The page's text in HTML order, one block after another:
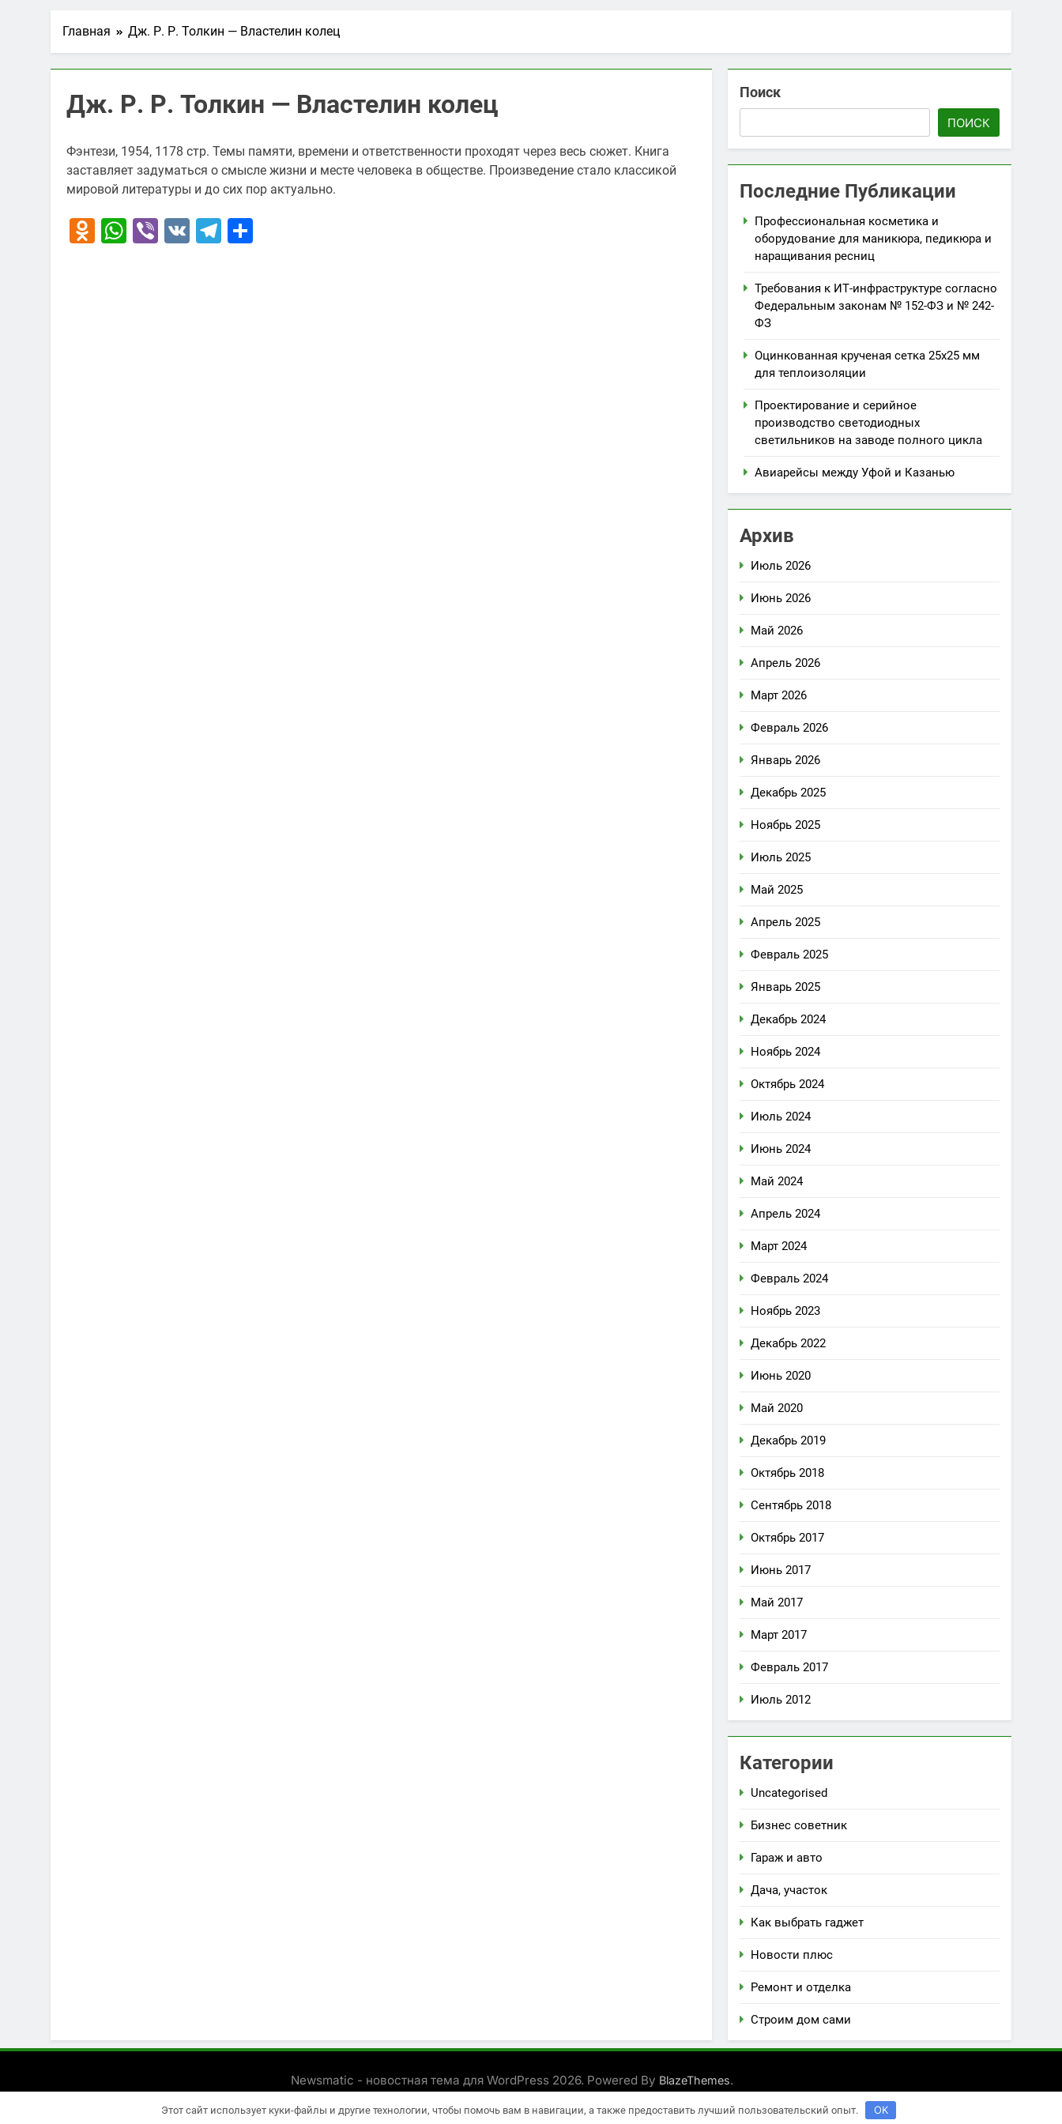
Главная Дж. Р. Р. Толкин — Властелин колец
Дж. Р. Р. Толкин — Властелин колец
Фэнтези, 1954, 1178 стр. Темы памяти, времени и ответственности проходят через весь сюжет. Книга
заставляет задуматься о смысле жизни и месте человека в обществе. Произведение стало классикой
мировой литературы и до сих пор актуально.
Odnoklassniki
WhatsApp
Viber
VK Telegram
Поиск
ПОИСК
Последние Публикации
Профессиональная косметика и
оборудование для маникюра, педикюра и
наращивания ресниц
Требования к ИТ-инфраструктуре согласно
Федеральным законам № 152-ФЗ и № 242-
ФЗ
Оцинкованная крученая сетка 25х25 мм
для теплоизоляции
Проектирование и серийное
производство светодиодных
светильников на заводе полного цикла
Авиарейсы между Уфой и Казанью
Архив
Июль 2026
Июнь 2026
Май 2026
Апрель 2026
Март 2026
Февраль 2026
Январь 2026
Декабрь 2025
Ноябрь 2025
Июль 2025
Май 2025
Апрель 2025
Февраль 2025
Январь 2025
Декабрь 2024
Ноябрь 2024
Октябрь 2024
Июль 2024
Июнь 2024
Май 2024
Апрель 2024
Март 2024
Февраль 2024
Ноябрь 2023
Декабрь 2022
Июнь 2020
Май 2020
Декабрь 2019
Октябрь 2018
Сентябрь 2018
Октябрь 2017
Июнь 2017
Май 2017
Март 2017
Февраль 2017
Июль 2012
Категории
Uncategorised
Бизнес советник
Гараж и авто
Дача, участок
Как выбрать гаджет
Новости плюс
Ремонт и отделка
Строим дом сами
Newsmatic - новостная тема для WordPress 2026. Powered By BlazeThemes.
Этот сайт использует куки-файлы и другие технологии, чтобы помочь вам в навигации, а также предоставить лучший пользовательский опыт. OK